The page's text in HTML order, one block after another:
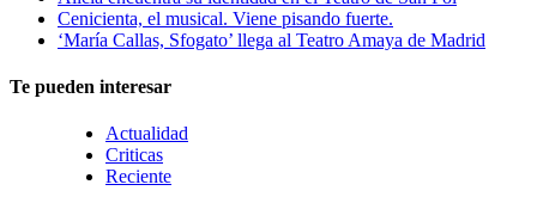
Cenicienta, el musical. Viene pisando fuerte.
‘María Callas, Sfogato’ llega al Teatro Amaya de Madrid
Te pueden interesar
Actualidad
Criticas
Reciente